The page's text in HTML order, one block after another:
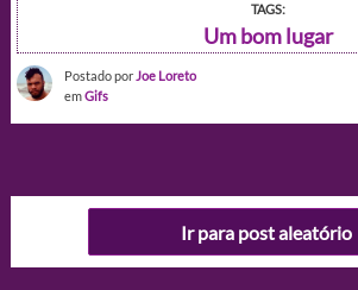
TAGS:
Um bom lugar
Postado por Joe Loreto
emGifs
Ir para post aleatório